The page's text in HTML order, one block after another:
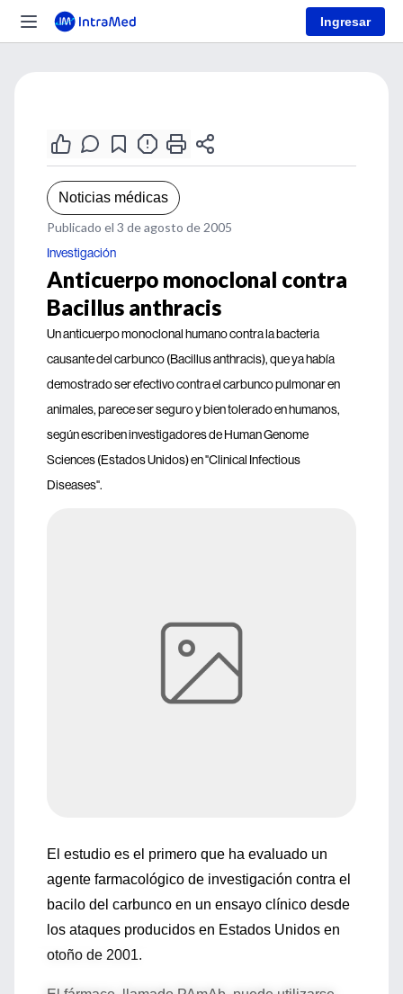
Ingresar
Noticias médicas
Publicado el 3 de agosto de 2005
Investigación
Anticuerpo monoclonal contra
Bacillus anthracis
Un anticuerpo monoclonal humano contra la bacteria
causante del carbunco (Bacillus anthracis), que ya había
demostrado ser efectivo contra el carbunco pulmonar en
animales, parece ser seguro y bien tolerado en humanos,
según escriben investigadores de Human Genome
Sciences (Estados Unidos) en "Clinical Infectious
Diseases".
El estudio es el primero que ha evaluado un
agente farmacológico de investigación contra el
bacilo del carbunco en un ensayo clínico desde
los ataques producidos en Estados Unidos en
otoño de 2001.